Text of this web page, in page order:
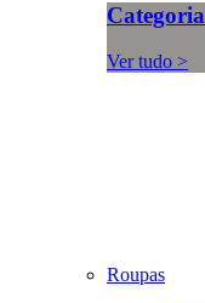
Categoria
Ver tudo >
Roupas